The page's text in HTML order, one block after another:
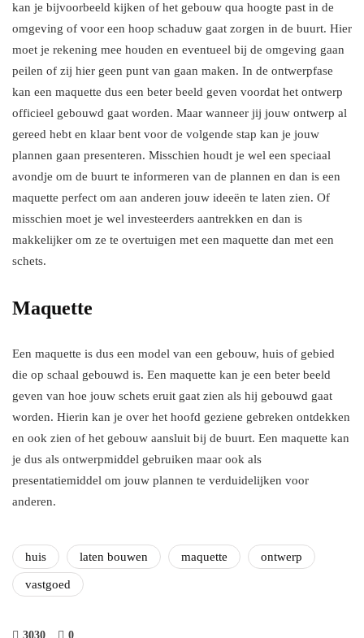
kan je bijvoorbeeld kijken of het gebouw qua hoogte past in de
omgeving of voor een hoop schaduw gaat zorgen in de buurt. Hier
moet je rekening mee houden en eventueel bij de omgeving gaan
peilen of zij hier geen punt van gaan maken. In de ontwerpfase
kan een maquette dus een beter beeld geven voordat het ontwerp
officieel gebouwd gaat worden. Maar wanneer jij jouw ontwerp al
gereed hebt en klaar bent voor de volgende stap kan je jouw
plannen gaan presenteren. Misschien houdt je wel een speciaal
avondje om de buurt te informeren van de plannen en dan is een
maquette perfect om aan anderen jouw ideeën te laten zien. Of
misschien moet je wel investeerders aantrekken en dan is
makkelijker om ze te overtuigen met een maquette dan met een
schets.
Maquette
Een maquette is dus een model van een gebouw, huis of gebied
die op schaal gebouwd is. Een maquette kan je een beter beeld
geven van hoe jouw schets eruit gaat zien als hij gebouwd gaat
worden. Hierin kan je over het hoofd geziene gebreken ontdekken
en ook zien of het gebouw aansluit bij de buurt. Een maquette kan
je dus als ontwerpmiddel gebruiken maar ook als
presentatiemiddel om jouw plannen te verduidelijken voor
anderen.
huis laten bouwen maquette ontwerp
vastgoed
3030 0